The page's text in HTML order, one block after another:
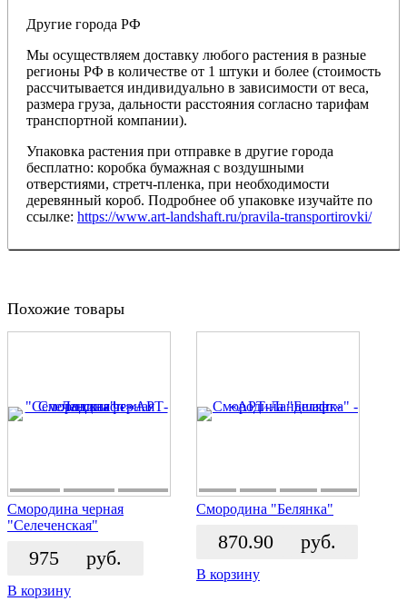
Другие города РФ
Мы осуществляем доставку любого растения в разные
регионы РФ в количестве от 1 штуки и более (стоимость
рассчитывается индивидуально в зависимости от веса,
размера груза, дальности расстояния согласно тарифам
транспортной компании).
Упаковка растения при отправке в другие города
бесплатно: коробка бумажная с воздушными
отверстиями, стретч-пленка, при необходимости
деревянный короб. Подробнее об упаковке изучайте по
ссылке: https://www.art-landshaft.ru/pravila-transportirovki/
Похожие товары
Смородина черная
"Селеченская"
975 руб.
В корзину
Смородина "Белянка"
870.90 руб.
В корзину